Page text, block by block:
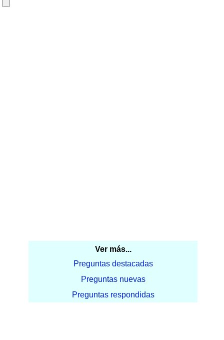
Ver más...
Preguntas destacadas
Preguntas nuevas
Preguntas respondidas